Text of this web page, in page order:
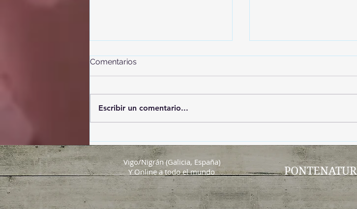
pesticidas
Comentarios
Escribir un comentario...
Vigo/Nigrán (Galicia, España)
Y Online a todo el mundo
PONTENATUR